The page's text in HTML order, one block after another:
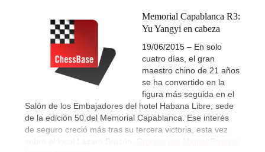
Memorial Capablanca R3:
Yu Yangyi en cabeza
19/06/2015 – En solo
cuatro días, el gran
maestro chino de 21 años
se ha convertido en la
figura más seguida en el
Salón de los Embajadores del hotel Habana Libre, sede
de la edición 50 del Memorial Capablanca. Ese interés
de seguro creció más tras su tercera victoria, esta vez
sobre el local Lázaro Bruzón.
Crónica por Miguel Ernesto